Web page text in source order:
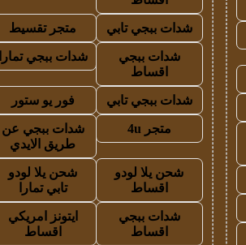
شدات ببجي تابي متجر تقسيط
شدات ببجي
اقساط
شدات ببجي تمارا
شدات ببجي تابي فور يو ستور
متجر 4u
شدات ببجي عن
طريق الايدي
شحن يلا لودو
اقساط
شحن يلا لودو
تابي تمارا
شدات ببجي
اقساط
ايتونز امريكي
اقساط